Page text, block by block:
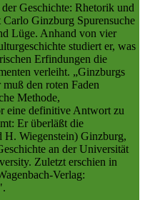
Geschichte: Rhetorik und
Ginzburg Spurensuche
Lüge. Anhand von vier
studiert er, was
Erfindungen die
verleiht. „Ginzburgs
den roten Faden
Methode,
eine definitive Antwort zu
Er überläßt die
H. Wiegenstein) Ginzburg,
an der Universität
Zuletzt erschien in
Verlag: